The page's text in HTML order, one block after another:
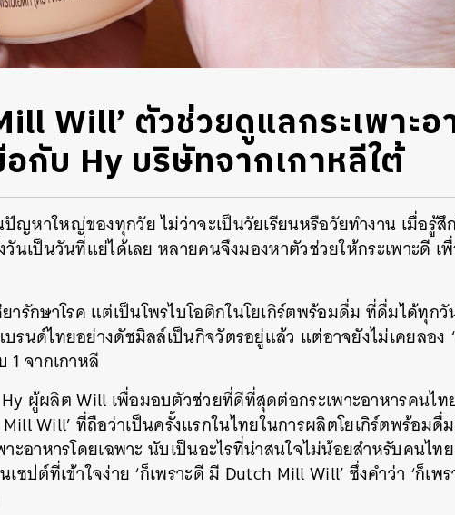
Will’ ตัวช่วยดูแลกระเพาะอ
กับ Hy บริษัทจากเกาหลีใต้
ปัญหาใหญ่ของทุกวัย ไม่ว่าจะเป็นวัยเรียนหรือวัยทำงาน เมื่อรู้สึ
วันเป็นวันที่แย่ได้เลย หลายคนจึงมองหาตัวช่วยให้กระเพาะดี เ
ารักษาโรค แต่เป็นโพรไบโอติกในโยเกิร์ตพร้อมดื่ม ที่ดื่มได้ทุก
นด์ไทยอย่างดัชมิลล์เป็นกิจวัตรอยู่แล้ว แต่อาจยังไม่เคยลอง
จากเกาหลี
ผู้ผลิต Will เพื่อมอบตัวช่วยที่ดีที่สุดต่อกระเพาะอาหารคนไท
Will’ ที่ถือว่าเป็นครั้งแรกในไทยในการผลิตโยเกิร์ตพร้อมดื่
ะอาหารโดยเฉพาะ นับเป็นอะไรที่น่าสนใจไม่น้อยสำหรับคนไ
ปต์ที่เข้าใจง่าย ‘ก็เพราะดี มี Dutch Mill Will’ ซึ่งคำว่า ‘ก็เพร